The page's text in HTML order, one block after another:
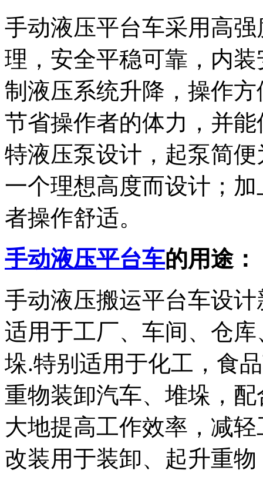
手动液压平台车采用高
理，安全平稳可靠，内
制液压系统升降，操作
节省操作者的体力，并
特液压泵设计，起泵简
一个理想高度而设计；
者操作舒适。
手动液压平台车的用途：
手动液压搬运平台车设
适用于工厂、车间、仓
垛.特别适用于化工，食
重物装卸汽车、堆垛，
大地提高工作效率，减
改装用于装卸、起升重